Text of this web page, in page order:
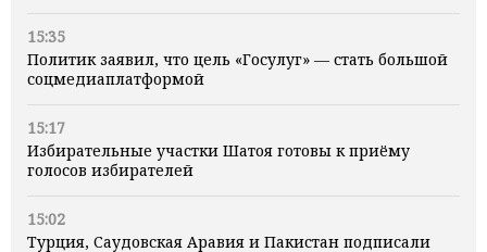
15:35
Политик заявил, что цель «Госулуг» — стать большой
соцмедиаплатформой
15:17
Избирательные участки Шатоя готовы к приёму
голосов избирателей
15:02
Турция, Саудовская Аравия и Пакистан подписали